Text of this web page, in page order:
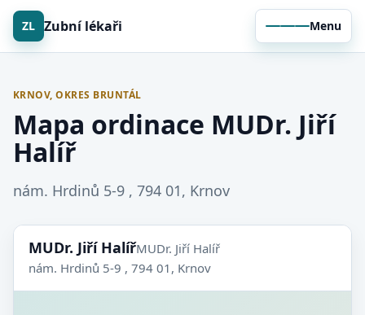
ZL Zubní lékaři Menu
KRNOV, OKRES BRUNTÁL
Mapa ordinace MUDr. Jiří
Halíř
nám. Hrdinů 5-9 , 794 01, Krnov
MUDr. Jiří HalířMUDr. Jiří Halíř
nám. Hrdinů 5-9 , 794 01, Krnov